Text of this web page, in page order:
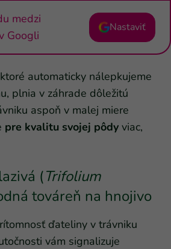
medzi
Googli
Nastaviť
automaticky nálepkujeme
plnia v záhrade dôležitú
aspoň v malej miere
pre kvalitu svojej pôdy viac,
(Trifolium
továreň na hnojivo
ďateliny v trávniku
vám signalizuje